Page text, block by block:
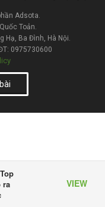
ra
VIEW
Adsota.
Toản.
Hạ, Ba Đình, Hà Nội.
0975730600